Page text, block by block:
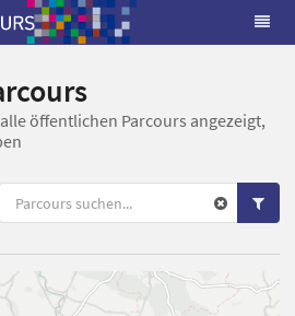
öffentlichen Parcours angezeigt,